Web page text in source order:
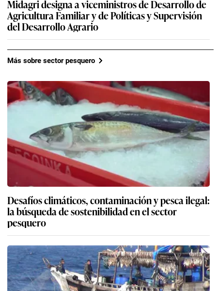
Midagri designa a viceministros de Desarrollo de
Agricultura Familiar y de Políticas y Supervisión
del Desarrollo Agrario
Más sobre sector pesquero
Desafíos climáticos, contaminación y pesca ilegal:
la búsqueda de sostenibilidad en el sector
pesquero